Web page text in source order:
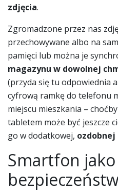
zdjęcia.
Zgromadzone przez nas
przechowywane albo na
pamięci lub można je
magazynu w dowolnej
(przyda się tu odpowiednia
cyfrową ramkę do telefonu
miejscu mieszkania –
tabletem może być jeszcze
go w dodatkowej, ozdobnej
Smartfon